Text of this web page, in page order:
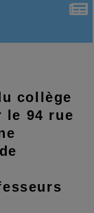
collège
le 94 rue